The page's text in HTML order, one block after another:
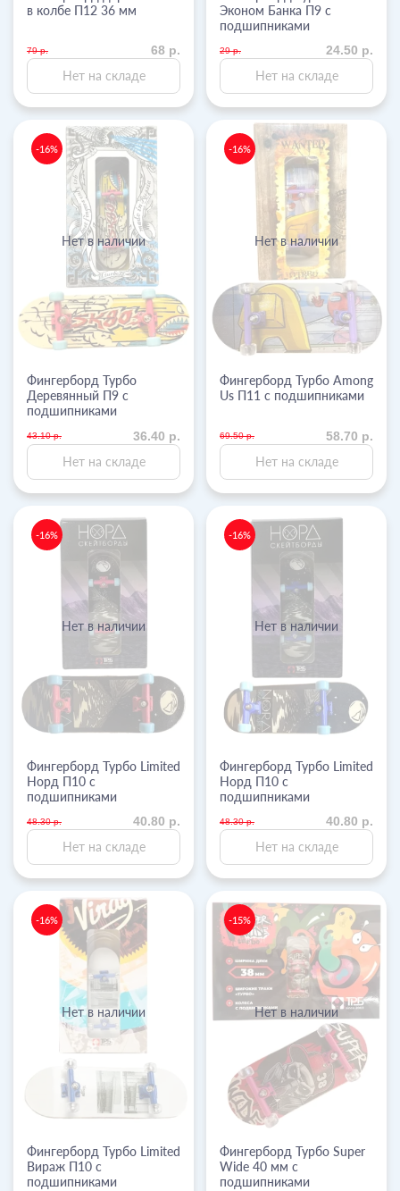
в колбе П12 36 мм
79 р. 68 р.
Нет на складе
Эконом Банка П9 с
подшипниками
29 р. 24.50 р.
Нет на складе
Нет в наличии
-16%
Фингерборд Турбо
Деревянный П9 с
подшипниками
43.10 р. 36.40 р.
Нет на складе
Нет в наличии
-16%
Фингерборд Турбо Among
Us П11 с подшипниками
69.50 р. 58.70 р.
Нет на складе
Нет в наличии
-16%
Фингерборд Турбо Limited
Норд П10 с
подшипниками
48.30 р. 40.80 р.
Нет на складе
Нет в наличии
-16%
Фингерборд Турбо Limited
Норд П10 с
подшипниками
48.30 р. 40.80 р.
Нет на складе
Нет в наличии
-16%
Фингерборд Турбо Limited
Вираж П10 с
подшипниками
Нет в наличии
-15%
Фингерборд Турбо Super
Wide 40 мм с
подшипниками